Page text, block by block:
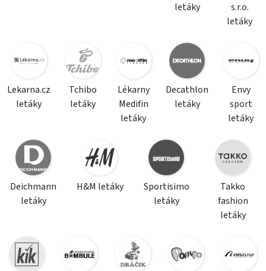
letáky
s.r.o.
letáky
Lekarna.cz
letáky
Tchibo
letáky
Lékarny
Medifin
letáky
Decathlon
letáky
Envy
sport
letáky
Deichmann
letáky
H&M letáky
Sportisimo
letáky
Takko
fashion
letáky